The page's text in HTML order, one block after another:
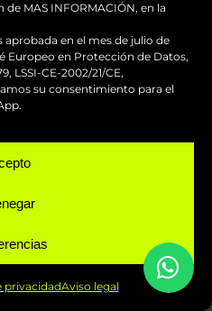
MAS INFORMACIÓN, en la
aprobada en el mes de julio de
Europeo en Protección de Datos,
LSSI-CE-2002/21/CE,
su consentimiento para el
privacidadAviso legal
en
moto de
consúltanos sin
idea o diseño…